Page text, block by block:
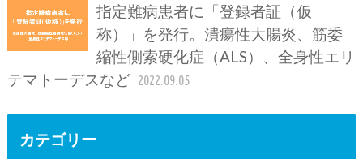
指定難病患者に「登録者証（仮
称）」を発行。潰瘍性大腸炎、筋委
縮性側索硬化症（ALS）、全身性エリ
テマトーデスなど 2022.09.05
カテゴリー